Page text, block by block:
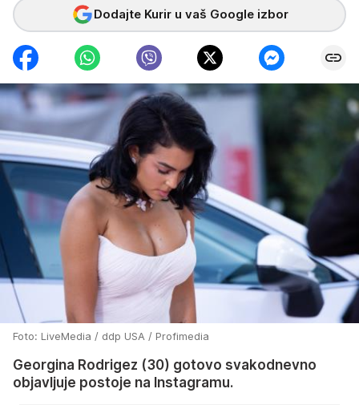
Dodajte Kurir u vaš Google izbor
Foto: LiveMedia / ddp USA / Profimedia
Georgina Rodrigez (30) gotovo svakodnevno
objavljuje postoje na Instagramu.